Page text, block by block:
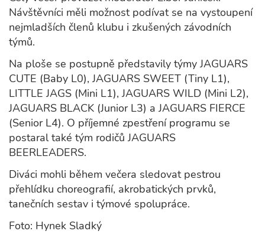
Návštěvníci měli možnost podívat se na vystoupení
nejmladších členů klubu i zkušených závodních
týmů.
Na ploše se postupně představily týmy JAGUARS
CUTE (Baby L0), JAGUARS SWEET (Tiny L1),
LITTLE JAGS (Mini L1), JAGUARS WILD (Mini L2),
JAGUARS BLACK (Junior L3) a JAGUARS FIERCE
(Senior L4). O příjemné zpestření programu se
postaral také tým rodičů JAGUARS
BEERLEADERS.
Diváci mohli během večera sledovat pestrou
přehlídku choreografií, akrobatických prvků,
tanečních sestav i týmové spolupráce.
Foto: Hynek Sladký